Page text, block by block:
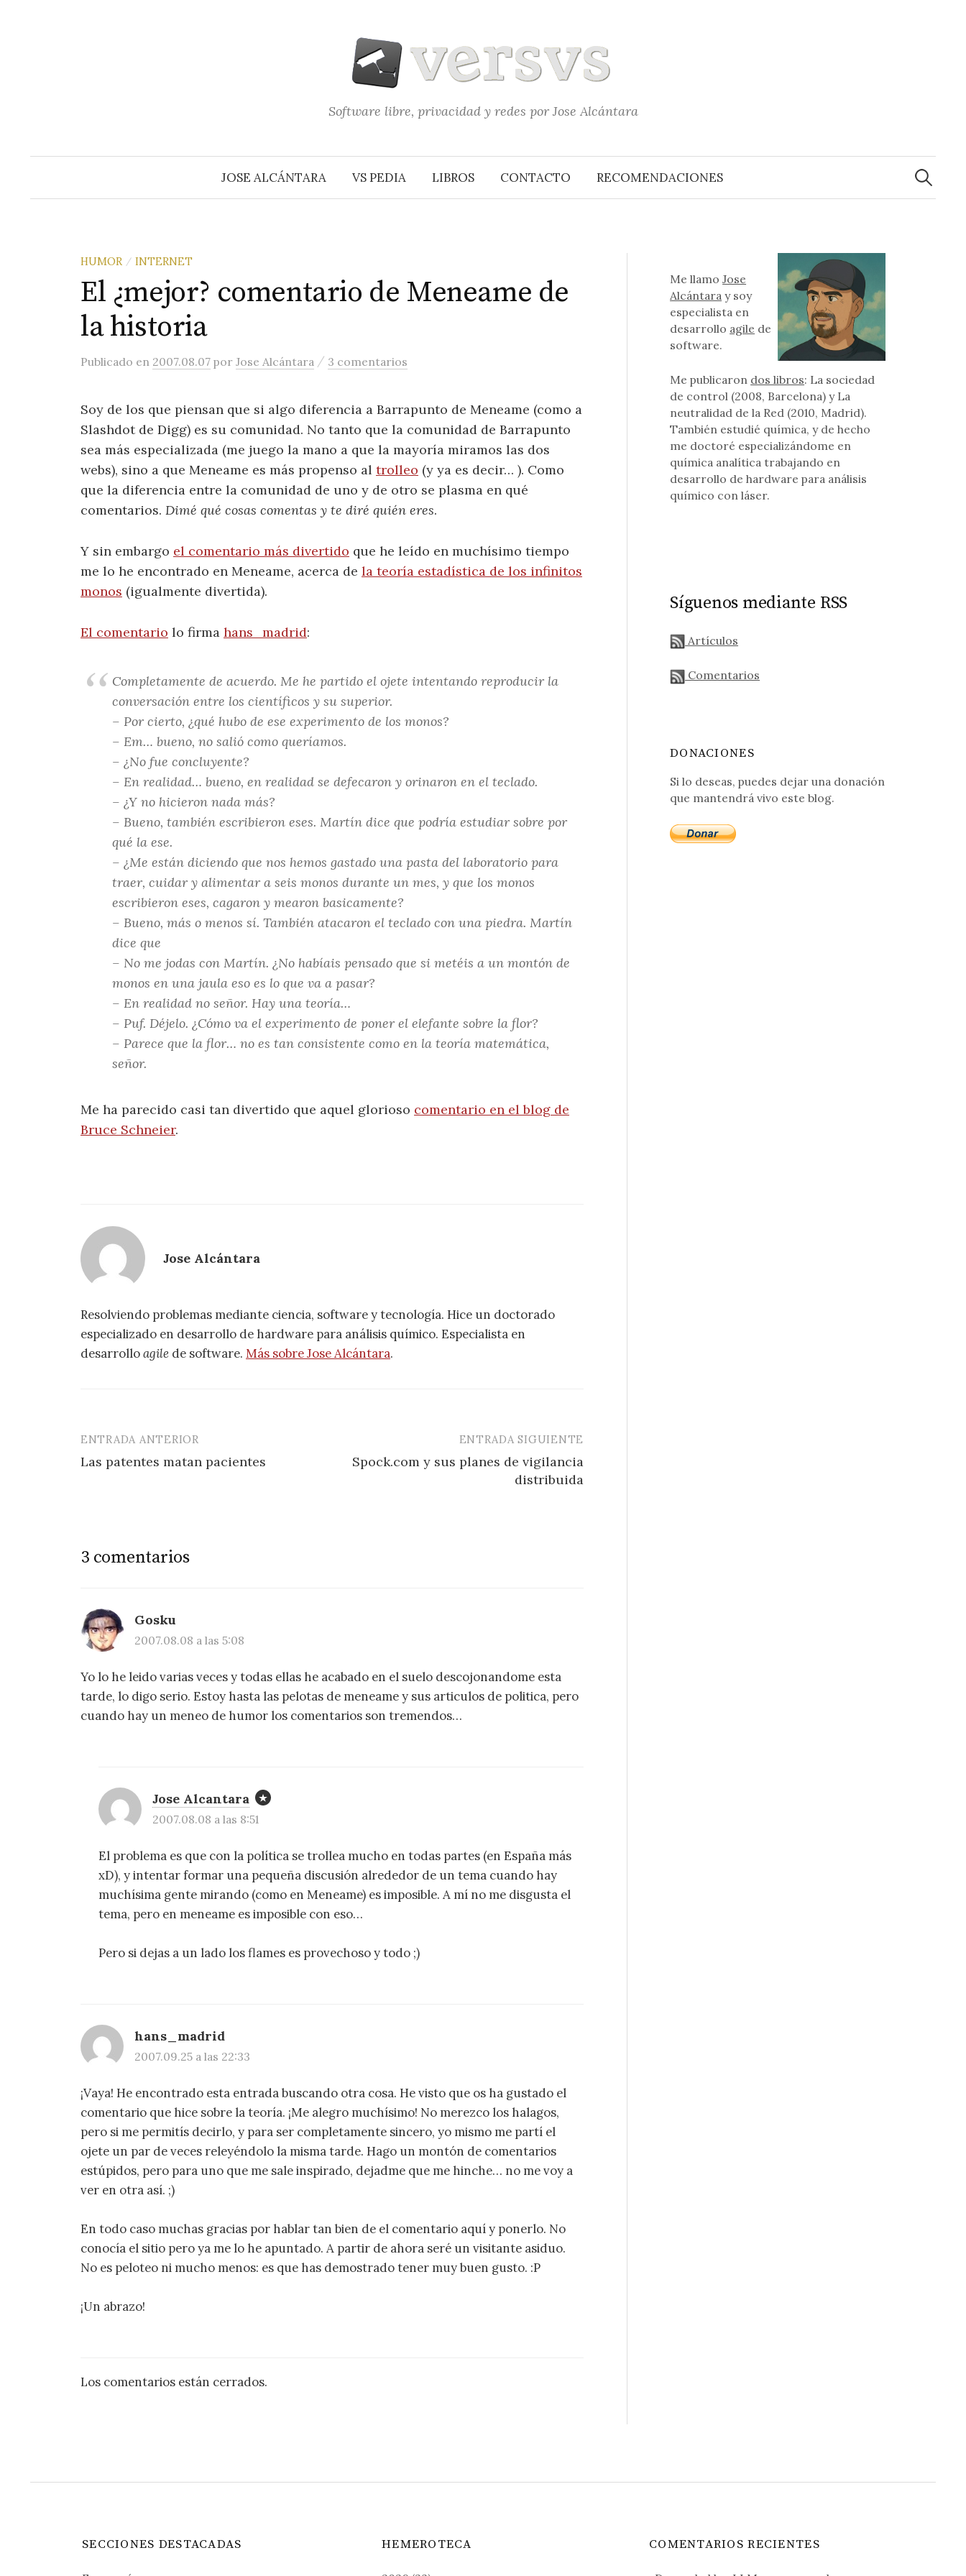
Software libre, privacidad y redes por Jose Alcántara
JOSE ALCÁNTARA VS PEDIA LIBROS CONTACTO RECOMENDACIONES
Buscar:
HUMOR / INTERNET
El ¿mejor? comentario de Meneame de
la historia
Publicado en 2007.08.07 por Jose Alcántara / 3 comentarios
Soy de los que piensan que si algo diferencia a Barrapunto de Meneame (como a
Slashdot de Digg) es su comunidad. No tanto que la comunidad de Barrapunto
sea más especializada (me juego la mano a que la mayoría miramos las dos
webs), sino a que Meneame es más propenso al trolleo (y ya es decir… ). Como
que la diferencia entre la comunidad de uno y de otro se plasma en qué
comentarios. Dimé qué cosas comentas y te diré quién eres.
Y sin embargo el comentario más divertido que he leído en muchísimo tiempo
me lo he encontrado en Meneame, acerca de la teoría estadística de los infinitos
monos (igualmente divertida).
El comentario lo firma hans_madrid:
Completamente de acuerdo. Me he partido el ojete intentando reproducir la
conversación entre los científicos y su superior.
– Por cierto, ¿qué hubo de ese experimento de los monos?
– Em… bueno, no salió como queríamos.
– ¿No fue concluyente?
– En realidad… bueno, en realidad se defecaron y orinaron en el teclado.
– ¿Y no hicieron nada más?
– Bueno, también escribieron eses. Martín dice que podría estudiar sobre por
qué la ese.
– ¿Me están diciendo que nos hemos gastado una pasta del laboratorio para
traer, cuidar y alimentar a seis monos durante un mes, y que los monos
escribieron eses, cagaron y mearon basicamente?
– Bueno, más o menos sí. También atacaron el teclado con una piedra. Martín
dice que
– No me jodas con Martín. ¿No habíais pensado que si metéis a un montón de
monos en una jaula eso es lo que va a pasar?
– En realidad no señor. Hay una teoría…
– Puf. Déjelo. ¿Cómo va el experimento de poner el elefante sobre la flor?
– Parece que la flor… no es tan consistente como en la teoría matemática,
señor.
Me ha parecido casi tan divertido que aquel glorioso comentario en el blog de
Bruce Schneier.
Jose Alcántara
Resolviendo problemas mediante ciencia, software y tecnología. Hice un doctorado
especializado en desarrollo de hardware para análisis químico. Especialista en
desarrolloagile de software. Más sobre Jose Alcántara.
Navegación
de
ENTRADA ANTERIOR
Las patentes matan pacientes
ENTRADA SIGUIENTE
Spock.com y sus planes de vigilancia
distribuida
3 comentarios
Gosku
2007.08.08 a las 5:08
Yo lo he leido varias veces y todas ellas he acabado en el suelo descojonandome esta
tarde, lo digo serio. Estoy hasta las pelotas de meneame y sus articulos de politica, pero
cuando hay un meneo de humor los comentarios son tremendos…
Jose Alcantara
2007.08.08 a las 8:51
El problema es que con la política se trollea mucho en todas partes (en España más
xD), y intentar formar una pequeña discusión alrededor de un tema cuando hay
muchísima gente mirando (como en Meneame) es imposible. A mí no me disgusta el
tema, pero en meneame es imposible con eso…
Pero si dejas a un lado los flames es provechoso y todo ;)
hans_madrid
2007.09.25 a las 22:33
¡Vaya! He encontrado esta entrada buscando otra cosa. He visto que os ha gustado el
comentario que hice sobre la teoría. ¡Me alegro muchísimo! No merezco los halagos,
pero si me permitís decirlo, y para ser completamente sincero, yo mismo me partí el
ojete un par de veces releyéndolo la misma tarde. Hago un montón de comentarios
estúpidos, pero para uno que me sale inspirado, dejadme que me hinche… no me voy a
ver en otra así. ;)
En todo caso muchas gracias por hablar tan bien de el comentario aquí y ponerlo. No
conocía el sitio pero ya me lo he apuntado. A partir de ahora seré un visitante asiduo.
No es peloteo ni mucho menos: es que has demostrado tener muy buen gusto. :P
¡Un abrazo!
Los comentarios están cerrados.
Me llamoJose
Alcántara y soy
especialista en
desarrollo agile de
software.
Me publicaron dos libros: La sociedad
de control (2008, Barcelona) y La
neutralidad de la Red (2010, Madrid).
También estudié química, y de hecho
me doctoré especializándome en
química analítica trabajando en
desarrollo de hardware para análisis
químico con láser.
Síguenos mediante RSS
Artículos
Comentarios
DONACIONES
Si lo deseas, puedes dejar una donación
que mantendrá vivo este blog.
SECCIONES DESTACADAS HEMEROTECA COMENTARIOS RECIENTES